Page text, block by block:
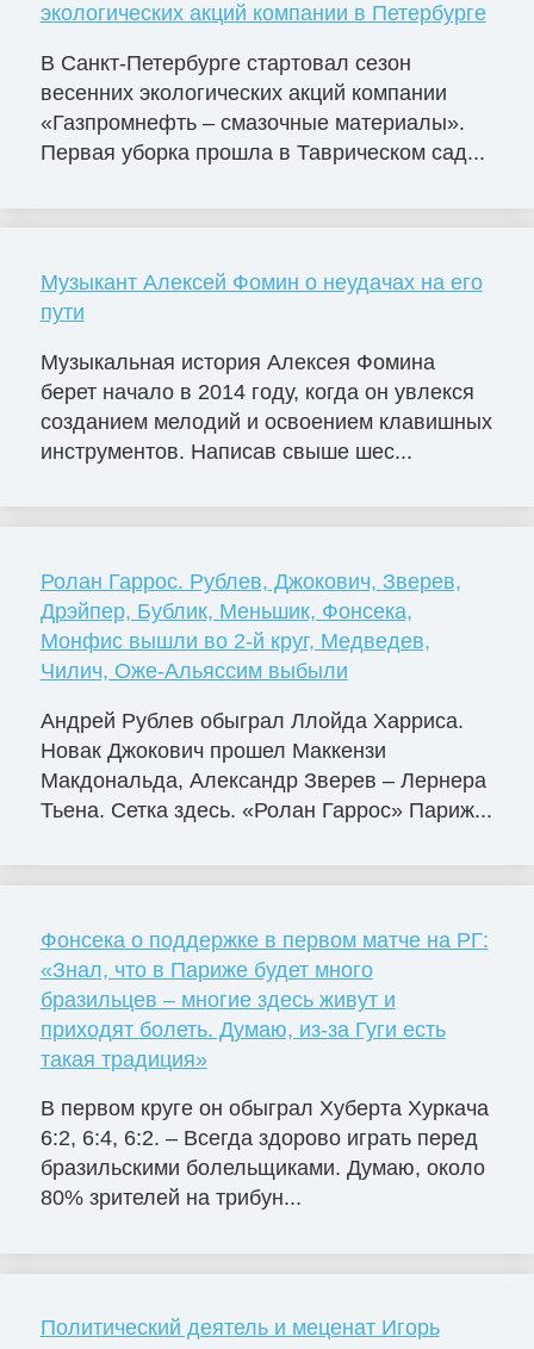
экологических акций компании в Петербурге
В Санкт-Петербурге стартовал сезон
весенних экологических акций компании
«Газпромнефть – смазочные материалы».
Первая уборка прошла в Таврическом сад...
Музыкант Алексей Фомин о неудачах на его
пути
Музыкальная история Алексея Фомина
берет начало в 2014 году, когда он увлекся
созданием мелодий и освоением клавишных
инструментов. Написав свыше шес...
Ролан Гаррос. Рублев, Джокович, Зверев,
Дрэйпер, Бублик, Меньшик, Фонсека,
Монфис вышли во 2-й круг, Медведев,
Чилич, Оже-Альяссим выбыли
Андрей Рублев обыграл Ллойда Харриса.
Новак Джокович прошел Маккензи
Макдональда, Александр Зверев – Лернера
Тьена. Сетка здесь. «Ролан Гаррос» Париж...
Фонсека о поддержке в первом матче на РГ:
«Знал, что в Париже будет много
бразильцев – многие здесь живут и
приходят болеть. Думаю, из-за Гуги есть
такая традиция»
В первом круге он обыграл Хуберта Хуркача
6:2, 6:4, 6:2. – Всегда здорово играть перед
бразильскими болельщиками. Думаю, около
80% зрителей на трибун...
Политический деятель и меценат Игорь